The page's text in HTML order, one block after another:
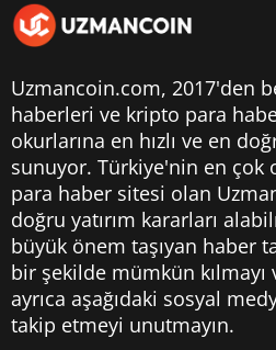
Uzmancoin.com, 2017'den
haberleri ve kripto para
okurlarına en hızlı ve en
sunuyor. Türkiye'nin en çok
para haber sitesi olan
doğru yatırım kararları
büyük önem taşıyan haber
bir şekilde mümkün kılmayı
ayrıca aşağıdaki sosyal
takip etmeyi unutmayın.